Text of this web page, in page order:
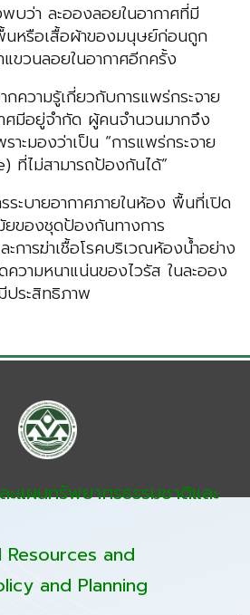
บว่า ละอองลอยในอากาศที่มี
หรือเสื้อผ้าของมนุษย์ก่อนถูก
ขวนลอยในอากาศอีกครั้ง
กความรู้เกี่ยวกับการแพร่กระจาย
ศมีอยู่จำกัด ผู้คนจำนวนมากจึง
ะมองว่าเป็น “การแพร่กระจาย
ที่ไม่สามารถป้องกันได้”
ระบายอากาศภายในห้อง พื้นที่เปิด
ยของชุดป้องกันทางการ
การฆ่าเชื้อโรคบริเวณห้องน้ำอย่าง
ความหนาแน่นของไวรัส ในละออง
ประสิทธิภาพ
ะแผนทรัพยากรธรรมชาติและ
and
and Planning